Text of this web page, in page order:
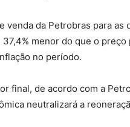
venda da Petrobras para
menor do que o
no período.
final, de acordo com a
neutralizará a